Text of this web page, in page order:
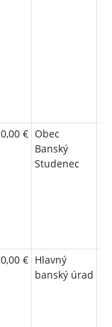
0,00 € Obec
Banský
Studenec
0,00 € Hlavný
banský úrad